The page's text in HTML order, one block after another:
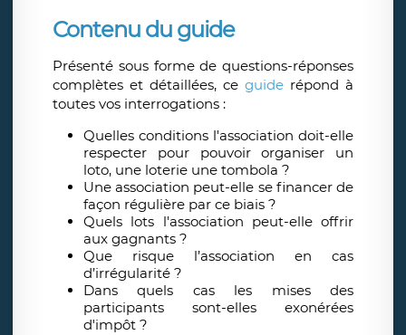
Contenu du guide
Présenté sous forme de questions-réponses
complètes et détaillées, ce guide répond à
toutes vos interrogations :
Quelles conditions l'association doit-elle
respecter pour pouvoir organiser un
loto, une loterie une tombola ?
Une association peut-elle se financer de
façon régulière par ce biais ?
Quels lots l'association peut-elle offrir
aux gagnants ?
Que risque l’association en cas
d’irrégularité ?
Dans quels cas les mises des
participants sont-elles exonérées
d'impôt ?